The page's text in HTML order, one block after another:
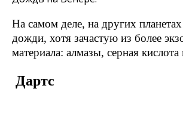
На самом деле, на других
дожди, хотя зачастую из более
материала: алмазы, серная
Дартс